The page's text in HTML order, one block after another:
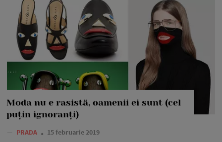
Moda nu e rasistă, oamenii ei sunt (cel
puțin ignoranți)
— PRADA 15 februarie 2019